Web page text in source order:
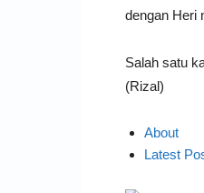
dengan Heri
Salah satu
(Rizal)
About
Latest